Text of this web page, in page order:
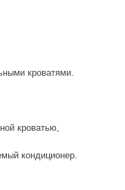
кроватями.
кроватью,
кондиционер.